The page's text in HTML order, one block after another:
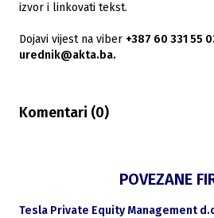
izvor i linkovati tekst.
Dojavi vijest na viber +387 60 331 55
urednik@akta.ba.
Komentari (0)
POVEZANE
Tesla Private Equity Management